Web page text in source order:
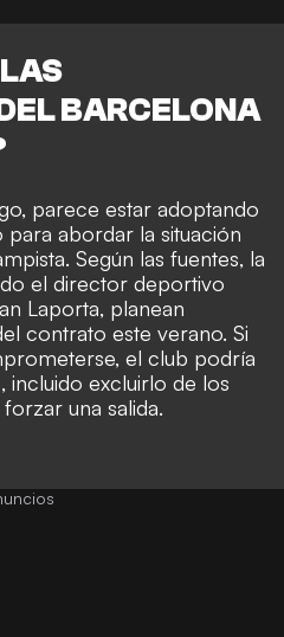
BARCELONA
parece estar adoptando
abordar la situación
Según las fuentes, la
el director deportivo
Laporta, planean
contrato este verano. Si
el club podría
incluido excluirlo de los
una salida.